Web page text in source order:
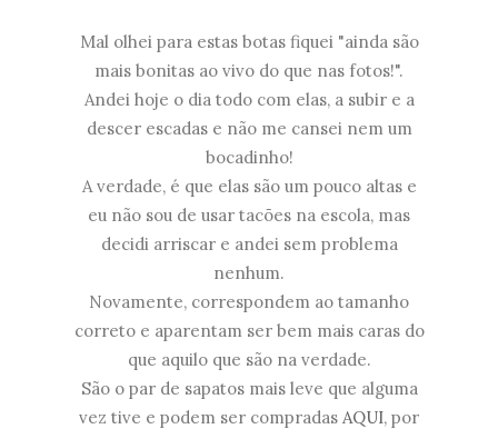
Mal olhei para estas botas fiquei "ainda são
mais bonitas ao vivo do que nas fotos!".
Andei hoje o dia todo com elas, a subir e a
descer escadas e não me cansei nem um
bocadinho!
A verdade, é que elas são um pouco altas e
eu não sou de usar tacões na escola, mas
decidi arriscar e andei sem problema
nenhum.
Novamente, correspondem ao tamanho
correto e aparentam ser bem mais caras do
que aquilo que são na verdade.
São o par de sapatos mais leve que alguma
vez tive e podem ser compradas AQUI, por